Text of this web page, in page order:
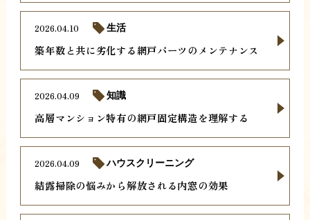
築年数と共に劣化する網戸パーツのメンテナンス
2026.04.10 生活
高層マンション特有の網戸固定構造を理解する
2026.04.09 知識
結露掃除の悩みから解放される内窓の効果
2026.04.09 ハウスクリーニング